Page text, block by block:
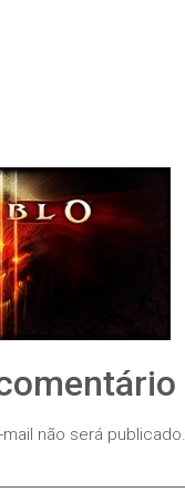
não será publicado.